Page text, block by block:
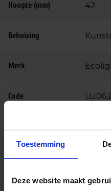
Toestemming
Deze website maakt
Hoogte (mm) 42
Behuizing
Merk
Code
Advies of hulp